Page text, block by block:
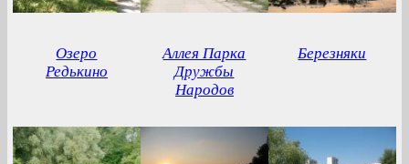
Озеро
Редькино
Аллея Парка
Дружбы
Народов
Березняки